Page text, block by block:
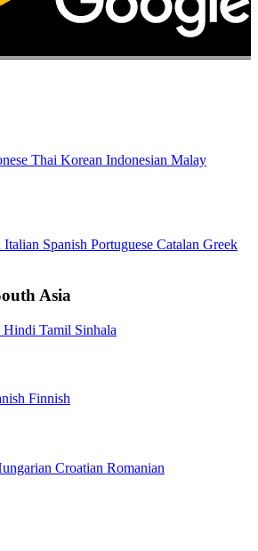
Thai Korean Indonesian Malay
Italian Spanish Portuguese Catalan Greek
Asia
Hindi Tamil Sinhala
Finnish
Croatian Romanian